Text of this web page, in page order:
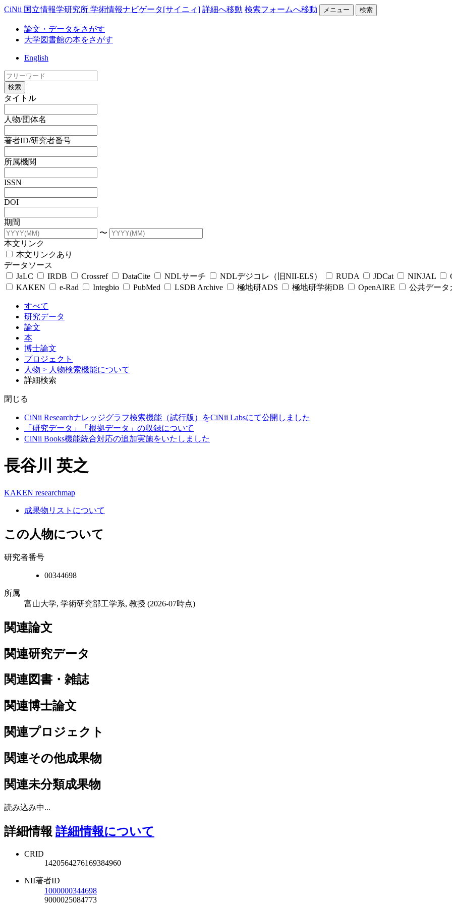
CiNii 国立情報学研究所 学術情報ナビゲータ[サイニィ] 詳細へ移動 検索フォームへ移動 メニュー 検索
論文・データをさがす
大学図書館の本をさがす
English
検索
タイトル
人物/団体名
著者ID/研究者番号
所属機関
ISSN
DOI
期間
〜
本文リンク
本文リンクあり
データソース
JaLC
IRDB Crossref DataCite NDLサーチ NDLデジコレ（旧NII-ELS） RUDA JDCat NINJAL
KAKEN
e-Rad Integbio PubMed LSDB Archive 極地研ADS 極地研学術DB OpenAIRE 公共データ
すべて
研究データ
論文
本
博士論文
プロジェクト
人物 > 人物検索機能について
詳細検索
閉じる
CiNii Researchナレッジグラフ検索機能（試行版）をCiNii Labsにて公開しました
「研究データ」「根拠データ」の収録について
CiNii Books機能統合対応の追加実施をいたしました
長谷川 英之
KAKEN researchmap
成果物リストについて
この人物について
研究者番号
00344698
所属
富山大学, 学術研究部工学系, 教授 (2026-07時点)
関連論文
関連研究データ
関連図書・雑誌
関連博士論文
関連プロジェクト
関連その他成果物
関連未分類成果物
読み込み中...
詳細情報 詳細情報について
CRID
1420564276169384960
NII著者ID
1000000344698
9000025084773